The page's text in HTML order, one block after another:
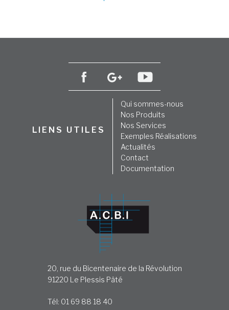
LIENS UTILES
Qui sommes-nous
Nos Produits
Nos Services
Exemples Réalisations
Actualités
Contact
Documentation
20, rue du Bicentenaire de la Révolution
91220 Le Plessis Pâté
Tél: 01 69 88 18 40